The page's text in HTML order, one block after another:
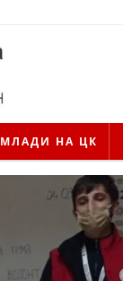
МЛАДИ НА ЦК